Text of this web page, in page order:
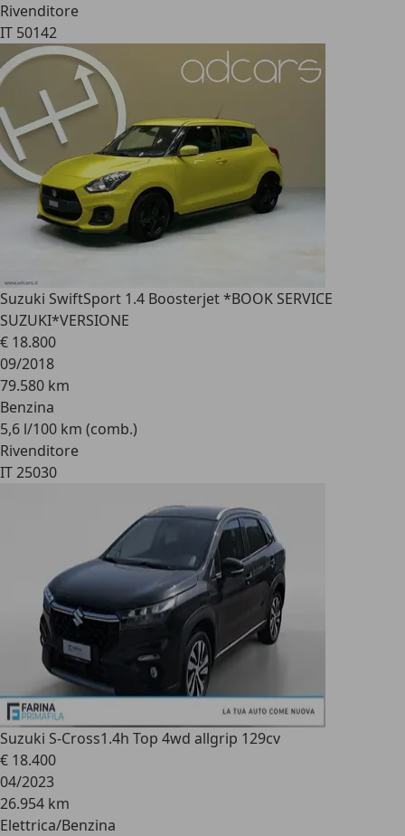
Rivenditore
IT 50142
Suzuki SwiftSport 1.4 Boosterjet *BOOK SERVICE
SUZUKI*VERSIONE
€ 18.800
09/2018
79.580 km
Benzina
5,6 l/100 km (comb.)
Rivenditore
IT 25030
Suzuki S-Cross1.4h Top 4wd allgrip 129cv
€ 18.400
04/2023
26.954 km
Elettrica/Benzina